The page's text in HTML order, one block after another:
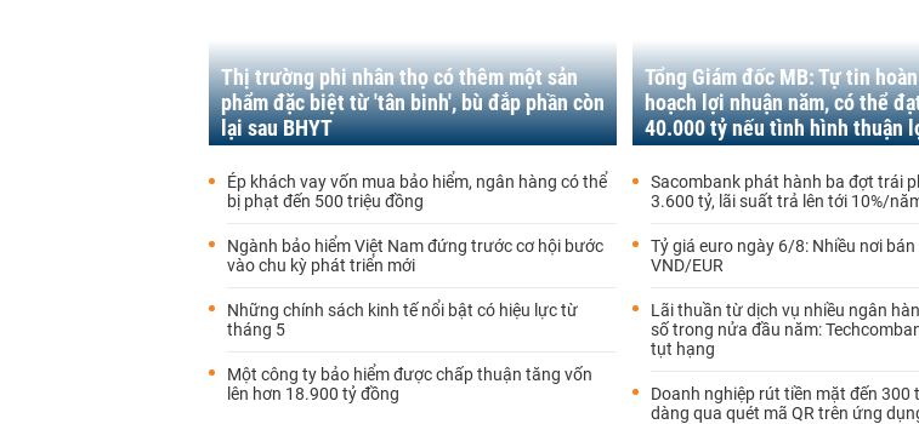
Thị trường phi nhân thọ có thêm một sản
phẩm đặc biệt từ 'tân binh', bù đắp phần còn
lại sau BHYT
Ép khách vay vốn mua bảo hiểm, ngân hàng có thể
bị phạt đến 500 triệu đồng
Ngành bảo hiểm Việt Nam đứng trước cơ hội bước
vào chu kỳ phát triển mới
Những chính sách kinh tế nổi bật có hiệu lực từ
tháng 5
Một công ty bảo hiểm được chấp thuận tăng vốn
lên hơn 18.900 tỷ đồng
Tổng Giám đốc MB: Tự tin
hoạch lợi nhuận năm, có thể
40.000 tỷ nếu tình hình thuận
Sacombank phát hành ba đợt trái
3.600 tỷ, lãi suất trả lên tới 10%/
Tỷ giá euro ngày 6/8: Nhiều nơi
VND/EUR
Lãi thuần từ dịch vụ nhiều ngân
số trong nửa đầu năm:
tụt hạng
Doanh nghiệp rút tiền mặt đến 300
dàng qua quét mã QR trên ứng